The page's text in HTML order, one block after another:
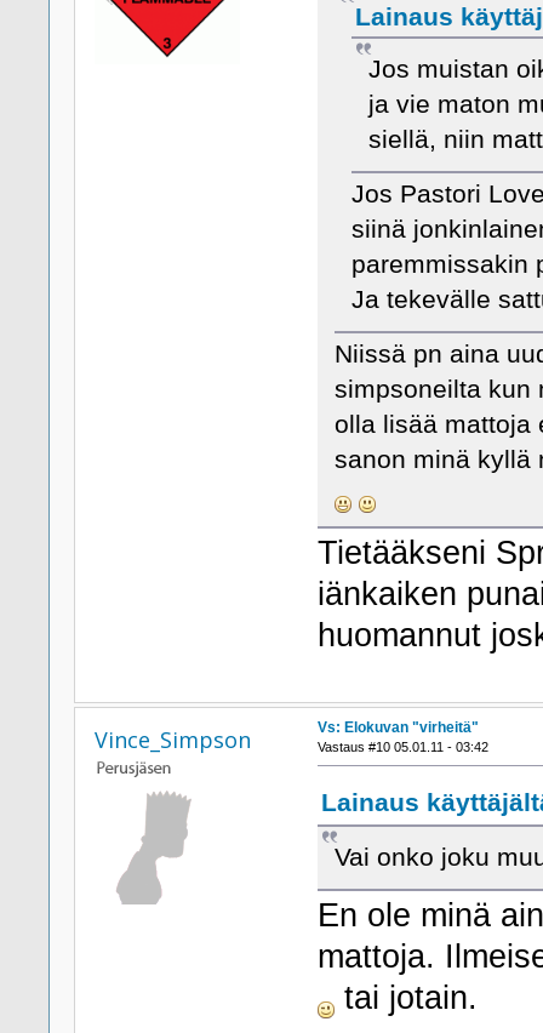
Lainaus
Jos muistan
ja vie maton
siellä, niin
Jos Pastori
siinä
paremmissakin
Ja tekevälle
Niissä pn aina
simpsoneilta kun
olla lisää mattoja
sanon minä kyllä
Tietääkseni
iänkaiken
huomannut
Vince_Simpson Vs: Elokuvan "virheitä"
Vastaus #10 05.01.11 - 03:42
Lainaus
Vai onko joku
En ole minä
mattoja.
tai jotain.